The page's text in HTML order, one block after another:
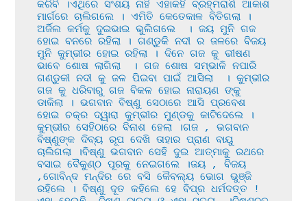
କରିବି ।ଏଥିରେ ସଂଶୟ ନାହିଁ ଏହାକହି ବ୍ରହ୍ମରାଶି ଆକାଶ
ମାର୍ଗରେ ଚାଲିଗଲେ । ଏମିତି କେତେକାଳ ବିତିଗଲା ।
ଅର୍ଜିଲ କର୍ମକୁ ଦୁଇଭାଇ ଭୁଲିଗଲେ  । ଜୟ ମୁନି ଗଜ
ହୋଇ ବନରେ ରହିଲା । ଗଣ୍ଡୁକି ନଦୀ ର ଜଳରେ ବିଜୟ
ମୁନି କୁମ୍ଭୀର ହୋଇ ରହିଲା । ଦିନେ ଗଜ କୁ ଭୀଷଣ
ଭାବେ ଶୋଷ ଲାଗିଲା  । ଗଜ ଶୋଷ ସମ୍ଭାଳି ନପାରି
ଗଣ୍ଡୁକୀ ନଦୀ କୁ ଜଳ ପିଇବା ପାଇଁ ଆସିଲା  । କୁମ୍ଭୀର
ଗଜ କୁ ଧରିବାରୁ ଗଜ ବିକଳ ହୋଇ ନାରାୟଣ ଙ୍କୁ
ଡାକିଲା । ଭଗବାନ ବିଷ୍ଣୁ ସେଠାରେ ଆସି ପ୍ରବେଶ
ହୋଇ ଚକ୍ର ଦ୍ୱାରା କୁମ୍ଭୀର ମୁଣ୍ଡକୁ କାଟିଦେଲେ ।
କୁମ୍ଭୀର ସେହିଠାରେ ବିନାଶ ହେଲା ।ଗଜ , ଭଗବାନ
ବିଷ୍ଣୁଙ୍କ ଦିବ୍ୟ ରୂପ ଦେଖି ତାହାର ପ୍ରାଣ ବାୟୁ
ଚାଲିଗଲା ।ବିଷ୍ଣୁ ଭଗବାନ ସେହି ଦୁଇ ଆତ୍ମାକୁ ରଥରେ
ବସାଇ ବୈକୁଣ୍ଠ ପୂରକୁ ନେଇଗଲେ ।ଜୟ , ବିଜୟ
,ଗୋବିନ୍ଦ ମନ୍ଦିର ରେ ବସି କୈବଲ୍ୟ ଭୋଗ ଭୁଞ୍ଜି
ରହିଲେ । ବିଷ୍ଣୁ ଦୂତ କହିଲେ ହେ ବିପ୍ର ଧର୍ମଦତ୍ତ !